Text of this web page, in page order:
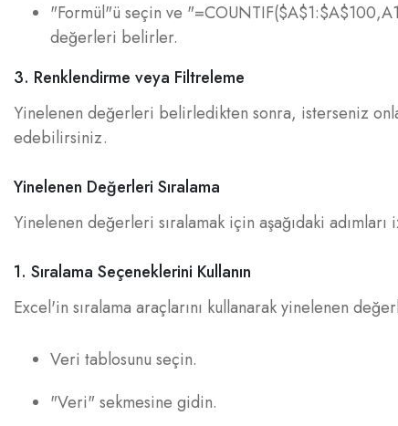
"Formül"ü seçin ve
değerleri belirler.
3. Renklendirme veya Filtreleme
Yinelenen değerleri belirledikten sonra, isterseniz
edebilirsiniz.
Yinelenen Değerleri Sıralama
Yinelenen değerleri sıralamak için aşağıdaki
1. Sıralama Seçeneklerini Kullanın
Excel'in sıralama araçlarını kullanarak yinelenen
Veri tablosunu seçin.
"Veri" sekmesine gidin.